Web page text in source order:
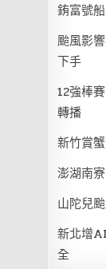
銪富號
颱風影
下手
12強棒
轉播
新竹賞
澎湖南
山陀兒
新北增
全